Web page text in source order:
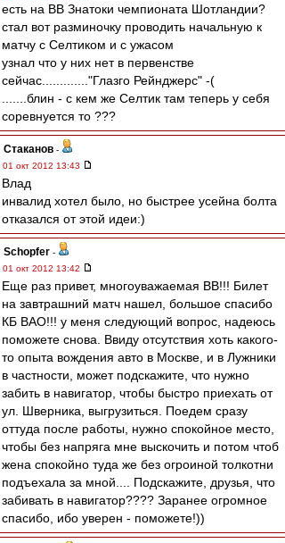
есть на ВВ Знатоки чемпионата Шотландии?
стал вот разминочку проводить начальную к
матчу с Селтиком и с ужасом
узнал что у них нет в первенстве
сейчас............."Глазго Рейнджерс" -(
.......блин - с кем же Селтик там теперь у себя
соревнуется то ???
Cтаканов -
01 окт 2012 13:43
Влад
инвалид хотел было, но быстрее усейна болта
отказался от этой идеи:)
Schopfer -
01 окт 2012 13:42
Еще раз привет, многоуважаемая ВВ!!! Билет
на завтрашний матч нашел, большое спасибо
КБ ВАО!!! у меня следующий вопрос, надеюсь
поможете снова. Ввиду отсутствия хоть какого-
то опыта вождения авто в Москве, и в Лужники
в частности, может подскажите, что нужно
забить в навигатор, чтобы быстро приехать от
ул. Шверника, выгрузиться. Поедем сразу
оттуда после работы, нужно спокойное место,
чтобы без напряга мне выскочить и потом чтоб
жена спокойно туда же без огроиной толкотни
подъехала за мной.... Подскажите, друзья, что
забивать в навигатор???? Заранее огромное
спасибо, ибо уверен - поможете!))